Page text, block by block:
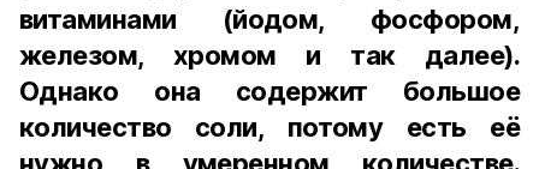
витаминами (йодом, фосфором,
железом, хромом и так далее).
Однако она содержит большое
количество соли, потому есть её